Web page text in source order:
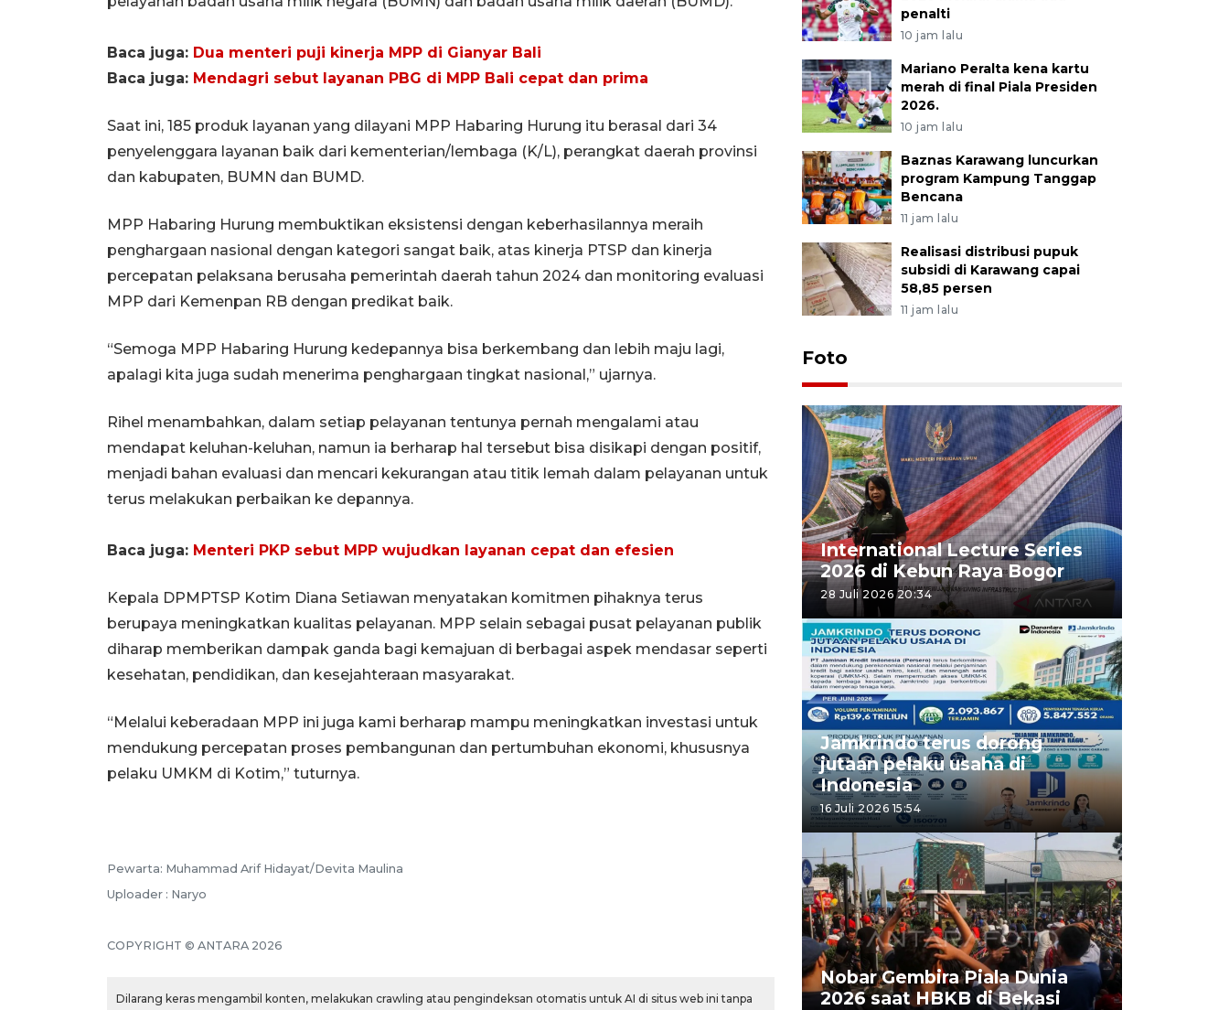
Baca juga: Dua menteri puji kinerja MPP di Gianyar Bali
Baca juga: Mendagri sebut layanan PBG di MPP Bali cepat dan prima
Saat ini, 185 produk layanan yang dilayani MPP Habaring Hurung itu berasal dari 34
penyelenggara layanan baik dari kementerian/lembaga (K/L), perangkat daerah provinsi
dan kabupaten, BUMN dan BUMD.
MPP Habaring Hurung membuktikan eksistensi dengan keberhasilannya meraih
penghargaan nasional dengan kategori sangat baik, atas kinerja PTSP dan kinerja
percepatan pelaksana berusaha pemerintah daerah tahun 2024 dan monitoring evaluasi
MPP dari Kemenpan RB dengan predikat baik.
“Semoga MPP Habaring Hurung kedepannya bisa berkembang dan lebih maju lagi,
apalagi kita juga sudah menerima penghargaan tingkat nasional,” ujarnya.
Rihel menambahkan, dalam setiap pelayanan tentunya pernah mengalami atau
mendapat keluhan-keluhan, namun ia berharap hal tersebut bisa disikapi dengan positif,
menjadi bahan evaluasi dan mencari kekurangan atau titik lemah dalam pelayanan untuk
terus melakukan perbaikan ke depannya.
Baca juga: Menteri PKP sebut MPP wujudkan layanan cepat dan efesien
Kepala DPMPTSP Kotim Diana Setiawan menyatakan komitmen pihaknya terus
berupaya meningkatkan kualitas pelayanan. MPP selain sebagai pusat pelayanan publik
diharap memberikan dampak ganda bagi kemajuan di berbagai aspek mendasar seperti
kesehatan, pendidikan, dan kesejahteraan masyarakat.
“Melalui keberadaan MPP ini juga kami berharap mampu meningkatkan investasi untuk
mendukung percepatan proses pembangunan dan pertumbuhan ekonomi, khususnya
pelaku UMKM di Kotim,” tuturnya.
Pewarta: Muhammad Arif Hidayat/Devita Maulina
Uploader : Naryo
COPYRIGHT © ANTARA 2026
Dilarang keras mengambil konten, melakukan crawling atau pengindeksan otomatis untuk AI di situs web ini tanpa
penalti
10 jam lalu
Mariano Peralta kena kartu
merah di final Piala Presiden
2026.
10 jam lalu
Baznas Karawang luncurkan
program Kampung Tanggap
Bencana
11 jam lalu
Realisasi distribusi pupuk
subsidi di Karawang capai
58,85 persen
11 jam lalu
Foto
International Lecture Series
2026 di Kebun Raya Bogor
28 Juli 2026 20:34
Jamkrindo terus dorong
jutaan pelaku usaha di
Indonesia
16 Juli 2026 15:54
Nobar Gembira Piala Dunia
2026 saat HBKB di Bekasi